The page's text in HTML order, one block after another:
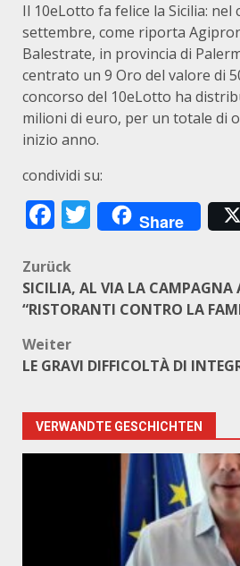
Il 10eLotto fa felice la Sicilia: nel
settembre, come riporta
Balestrate, in provincia di
centrato un 9 Oro del valore di
concorso del 10eLotto ha
milioni di euro, per un totale di
inizio anno.
condividi su:
Facebook
Twitter
Share
Beitragsnavigation
Zurück
SICILIA, AL VIA LA CAMPAGNA
“RISTORANTI CONTRO LA
Weiter
LE GRAVI DIFFICOLTÀ DI
VERWANDTE GESCHICHTEN